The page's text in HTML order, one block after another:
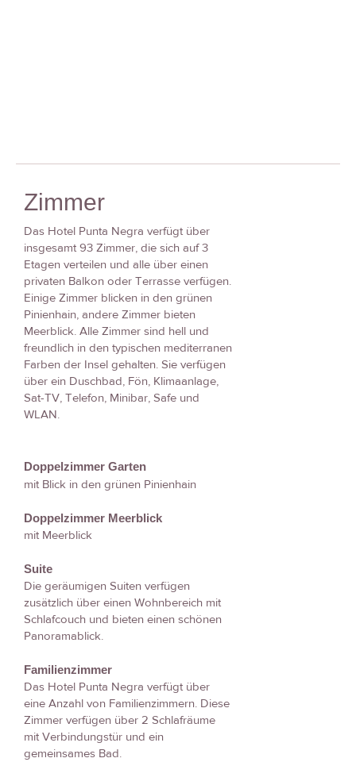
Zimmer
Das Hotel Punta Negra verfügt über
insgesamt 93 Zimmer, die sich auf 3
Etagen verteilen und alle über einen
privaten Balkon oder Terrasse verfügen.
Einige Zimmer blicken in den grünen
Pinienhain, andere Zimmer bieten
Meerblick. Alle Zimmer sind hell und
freundlich in den typischen mediterranen
Farben der Insel gehalten. Sie verfügen
über ein Duschbad, Fön, Klimaanlage,
Sat-TV, Telefon, Minibar, Safe und
WLAN.
Doppelzimmer Garten
mit Blick in den grünen Pinienhain
Doppelzimmer Meerblick
mit Meerblick
Suite
Die geräumigen Suiten verfügen
zusätzlich über einen Wohnbereich mit
Schlafcouch und bieten einen schönen
Panoramablick.
Familienzimmer
Das Hotel Punta Negra verfügt über
eine Anzahl von Familienzimmern. Diese
Zimmer verfügen über 2 Schlafräume
mit Verbindungstür und ein
gemeinsames Bad.